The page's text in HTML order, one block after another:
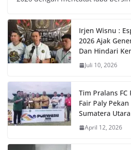
Irjen Wisnu :
2026 Ajak
Dan Hindari
Juli 10, 2026
Tim Pralans FC
Fair Paly
Sumatera
April 12, 2026